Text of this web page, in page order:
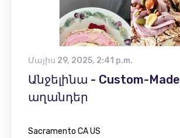
Մայիս 29, 2025, 2:41 p.m.
Անջելինա - Custom-Made
աղանդեր
Sacramento CA US